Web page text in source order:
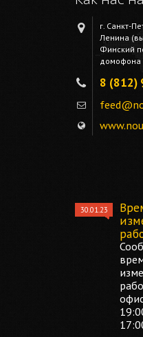
г. Санкт-
Ленина
Финский
домофона
8 (812)
30.01.23